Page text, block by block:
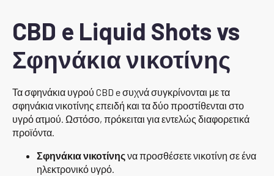
CBD e Liquid Shots vs
Σφηνάκια νικοτίνης
Τα σφηνάκια υγρού CBD e συχνά συγκρίνονται με τα
σφηνάκια νικοτίνης επειδή και τα δύο προστίθενται στο
υγρό ατμού. Ωστόσο, πρόκειται για εντελώς διαφορετικά
προϊόντα.
Σφηνάκια νικοτίνηςνα προσθέσετε νικοτίνη σε ένα
ηλεκτρονικό υγρό.